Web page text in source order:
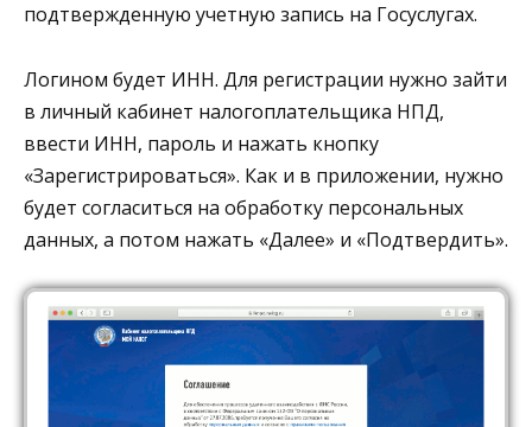
подтвержденную учетную запись на Госуслугах.
Логином будет ИНН. Для регистрации нужно зайти
в личный кабинет налогоплательщика НПД,
ввести ИНН, пароль и нажать кнопку
«Зарегистрироваться». Как и в приложении, нужно
будет согласиться на обработку персональных
данных, а потом нажать «Далее» и «Подтвердить».